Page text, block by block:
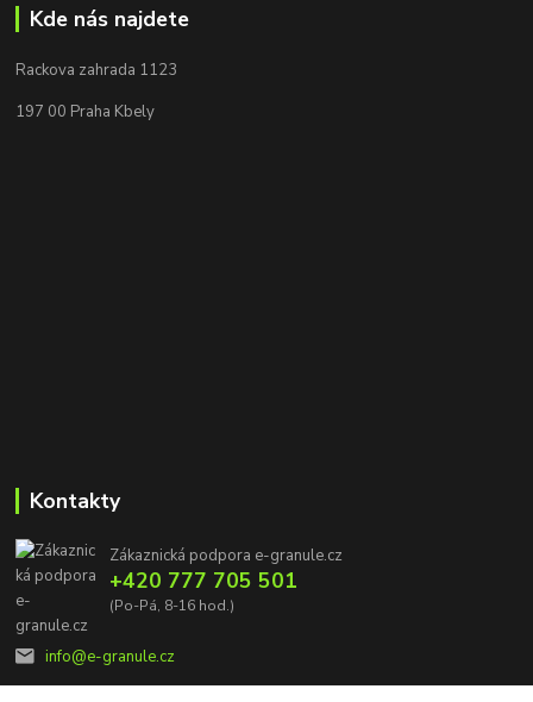
Kde nás najdete
Rackova zahrada 1123
197 00 Praha Kbely
Kontakty
Zákaznická podpora e-granule.cz
+420 777 705 501
(Po-Pá, 8-16 hod.)
info@e-granule.cz